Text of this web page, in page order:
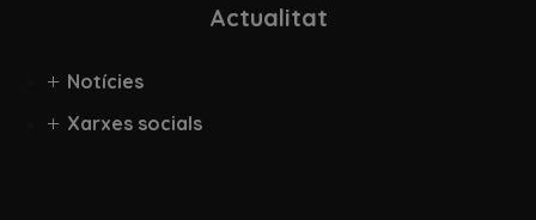
Actualitat
Notícies
Xarxes socials